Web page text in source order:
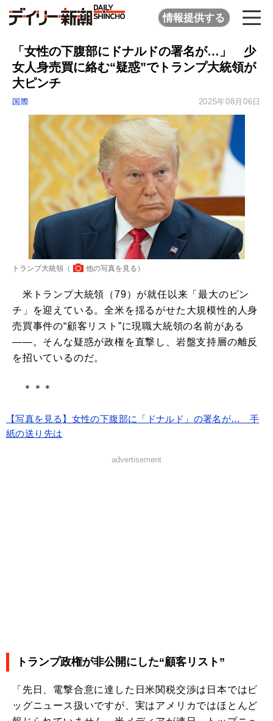
情報提供する
「女性の下腹部にドナルドの署名が…」 少
女人身売買に絡む“疑惑”でトランプ大統領が
大ピンチ
国際 2025年08月06日
トランプ大統領（ 他の写真を見る ）
米トランプ大統領（79）が就任以来「最大のピン
チ」を迎えている。全米を揺るがせた大規模性的人身
売買事件の“顧客リスト”に現職大統領の名前がある
――。そんな疑惑が政権を直撃し、岩盤支持層の離反
を招いているのだ。
＊＊＊
【写真を見る】女性の下腹部に「ドナルド」の署名が… 手
紙の送り先は
advertisement
トランプ政権が非公開にした“顧客リスト”
「先日、電撃合意に達した日米関税交渉は日本ではビ
ッグニュース扱いですが、実はアメリカではほとんど